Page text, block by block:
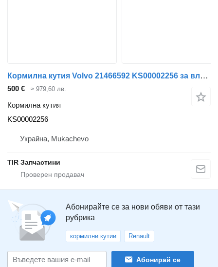
Кормилна кутия Volvo 21466592 KS00002256 за влекач Volvo FH 4
500 € ≈ 979,60 лв.
Кормилна кутия
KS00002256
Украйна, Mukachevo
TIR Запчастини
Абонирайте се за нови обяви от тази
рубрика
кормилни кутии Renault
Абонирай се